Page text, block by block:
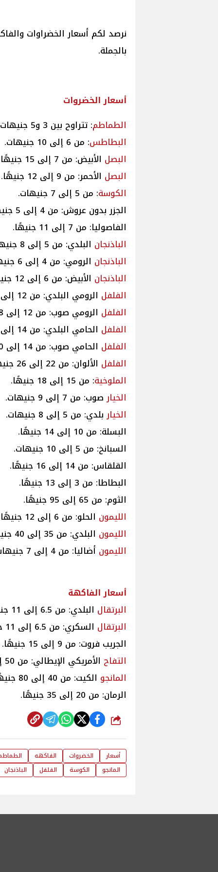
نرصد لكم أسعار الخضراوات
بالجملة.
أسعار الخضروات
الطماطم: تتراوح بين 3 و5 جنيهات.
البطاطس: من 6 إلى 10 جنيهات.
البصل الأبيض: من 7 إلى 15 جنيهًا.
البصل الأحمر: من 9 إلى 12 جنيهًا.
الكوسة: من 5 إلى 7 جنيهات.
الجزر بدون عروش: من 4 إلى 5 جنيهات.
الفاصوليا: من 7 إلى 11 جنيهًا.
الباذنجان البلدي: من 5 إلى 8 جنيهات.
الباذنجان الرومي: من 4 إلى 6 جنيهات.
الباذنجان الأبيض: من 6 إلى 12 جنيهًا.
الفلفل الرومي البلدي: من 12 إلى 18 جنيهًا.
الفلفل الرومي صوب: من 12 إلى 18 جنيهًا.
الفلفل الحامي البلدي: من 14 إلى 20 جنيهًا.
الفلفل الحامي صوب: من 14 إلى 20 جنيهًا.
الفلفل الألوان: من 22 إلى 26 جنيهًا.
الملوخية: من 15 إلى 18 جنيهًا.
الخيارصوب: من 7 إلى 9 جنيهات.
الخياربلدي: من 5 إلى 8 جنيهات.
البسلة: من 10 إلى 14 جنيهًا.
السبانخ: من 5 إلى 10 جنيهات.
القلقاس: من 14 إلى 16 جنيهًا.
البطاطا: من 3 إلى 13 جنيهًا.
الثوم: من 65 إلى 95 جنيهًا.
الليمون الحلو: من 6 إلى 12 جنيهًا.
الليمون البلدي: من 35 إلى 40 جنيهًا.
الليمون أضاليا: من 4 إلى 7 جنيهات.
أسعار الفاكهة
البرتقال البلدي: من 6.5 إلى 11 جنيهًا.
البرتقال السكري: من 6.5 إلى 11 جنيهًا.
الجريب فروت: من 9 إلى 15 جنيهًا.
التفاح الأمريكي الإيطالي: من 50 إلى 100
المانجو الكيت: من 40 إلى 80 جنيهًا.
الرمان: من 20 إلى 35 جنيهًا.
شارك
أسعار الخضروات الفاكهه
المانجو
الكوسة الفلفل الباذنجان